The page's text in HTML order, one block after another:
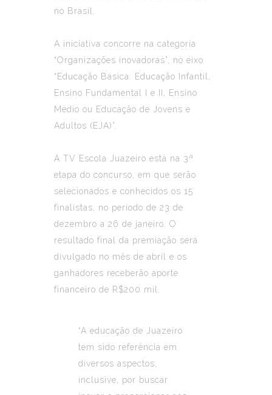
no Brasil.
A iniciativa concorre na categoria
“Organizações inovadoras”, no eixo
“Educação Básica: Educação Infantil,
Ensino Fundamental I e II, Ensino
Médio ou Educação de Jovens e
Adultos (EJA)”.
A TV Escola
Juazeiro está na 3ª
etapa do concurso, em que serão
selecionados e conhecidos os 15
finalistas, no período de 23 de
dezembro a 26 de janeiro. O
resultado final da premiação será
divulgado no mês de abril e os
ganhadores receberão aporte
financeiro de R$200 mil.
“A educação de Juazeiro
tem sido referência em
diversos aspectos,
inclusive, por buscar